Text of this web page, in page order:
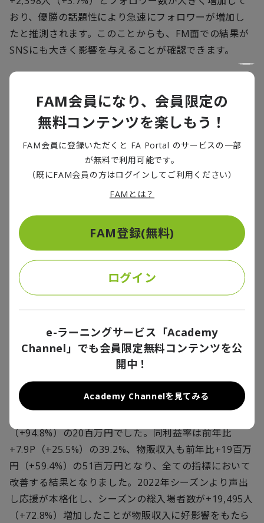
おり、優勝の話題性により急速にフォロワーが増加し
たと推測されます。このことからも、FM面での結果が
SNSにも大きく影響を与えることが確認できます。
なお、昨シーズンもJ3で活動し、2期連続で2桁の増加
率を達成しているクラブは6クラブとなりました。これ
はJ2の6クラブと同水準であり、J1の4クラブを上回る
クラブ数となっています。BM施策によってJ3が底上げ
されることが、Jリーグ全体の底上げにつながることか
らも、重要な指標であると考えられます。
グッズ関連利益額
（+94.8%）の20百万円でした。同利益率は前年比
+7.9P（+25.5%）の39.2%、物販収入も前年比+19百万
円（+59.4%）の51百万円となり、全ての指標において
改善する結果となりました。2022年シーズンより声出
し応援が本格化し、シーズンの総入場者数が+19,495人
（+72.8%）増加したことが物販収入に好影響をもたら
FAM会員になり、会員限定の
無料コンテンツを楽しもう！
FAM会員に登録いただくと FA Portal のサービスの一部
が無料で利用可能です。
（既にFAM会員の方はログインしてご利用ください）
FAMとは？
FAM登録(無料)
ログイン
e-ラーニングサービス「Academy
Channel」でも会員限定無料コンテンツを公
開中！
Academy Channelを見てみる